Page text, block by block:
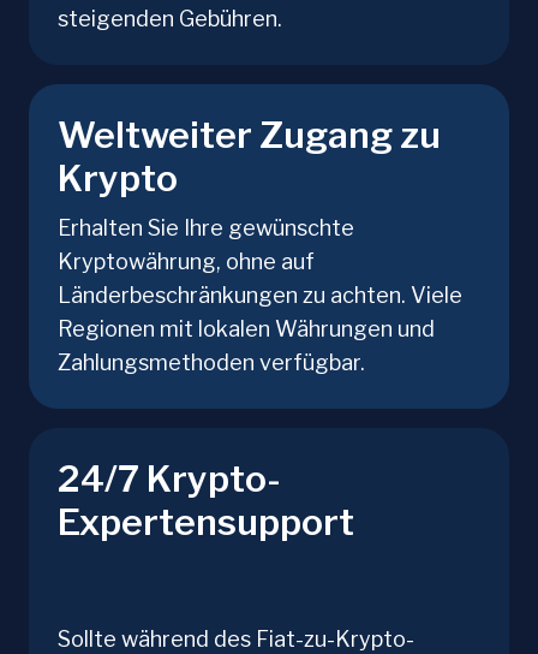
steigenden Gebühren.
Weltweiter Zugang zu
Krypto
Erhalten Sie Ihre gewünschte
Kryptowährung, ohne auf
Länderbeschränkungen zu achten. Viele
Regionen mit lokalen Währungen und
Zahlungsmethoden verfügbar.
24/7 Krypto-
Expertensupport
Sollte während des Fiat-zu-Krypto-